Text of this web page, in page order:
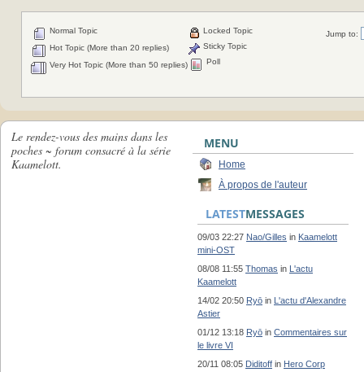
Jump to:
Normal Topic
Hot Topic (More than 20 replies)
Very Hot Topic (More than 50 replies)
Locked Topic
Sticky Topic
Poll
Le rendez-vous des mains dans les
poches ~ forum consacré à la série
Kaamelott.
MENU
Home
À propos de l'auteur
LATESTMESSAGES
09/03 22:27 Nao/Gilles in Kaamelott
mini-OST
08/08 11:55 Thomas in L'actu
Kaamelott
14/02 20:50 Ryō in L'actu d'Alexandre
Astier
01/12 13:18 Ryō in Commentaires sur
le livre VI
20/11 08:05 Diditoff in Hero Corp